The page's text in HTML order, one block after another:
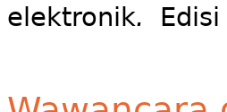
elektronik.